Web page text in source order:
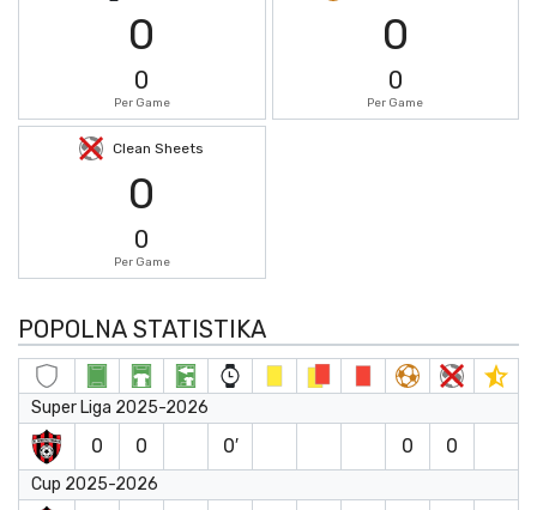
0
0
Per Game
0
0
Per Game
Clean Sheets
0
0
Per Game
POPOLNA STATISTIKA
Super Liga 2025-2026
0 0 0′ 0 0
Cup 2025-2026